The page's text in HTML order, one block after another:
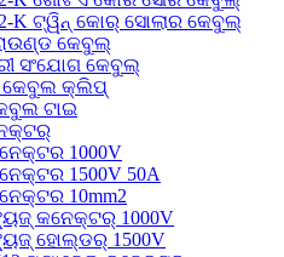
K ଟ୍ୱିନ୍ କୋର୍ ସୋଲାର କେବୁଲ୍
କେବୁଲ୍
ସଂଯୋଗ କେବୁଲ୍
କେବୁଲ କ୍ଲିପ୍
ଟାଇ
1000V
1500V 50A
10mm2
କନେକ୍ଟର୍ 1000V
ହୋଲ୍ଡର୍ 1500V